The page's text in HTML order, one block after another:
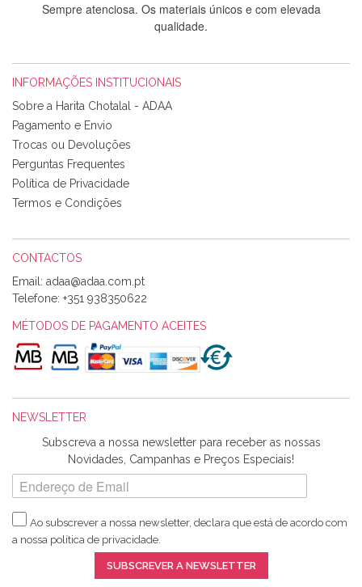
Sempre atenciosa. Os materiais únicos e com elevada
qualidade.
Tudo chegou em condições, pois os produtos vieram muito
bem acondicionados. Estou plenamente satisfeita com os
produtos adquiridos. Relativamente à bolsa, tem um tecido
com um padrão e cores muito bonitas e a execução está
perfeitíssima. Futuramente penso voltar a comprar na vossa
loja, têm excelentes artigos a um preço muito justo. A
Alexandra Morais
Olá boa Noite. Os meus tecidos chegaram hoje. Muito
obrigada pelo miminho que dá um jeitaço pras minhas linhas
de bordar e não sei o que pões nos tecidos, mas que cheiram
maravilhosamente ... cheiram! :) Muito Obrigada.
Harita a minha encomenda já chegou. :) Muito obrigada pela
rapidez no envio, pela qualidade dos materiais que me
enviaste e pela simpatia de sempre. :)
Catarina Amaro
5 estrelas. Gosto muito do serviço. A Harita Chotalal é muito
INFORMAÇÕES INSTITUCIONAIS
Sobre a Harita Chotalal - ADAA
Pagamento e Envio
Trocas ou Devoluções
Perguntas Frequentes
Política de Privacidade
Termos e Condições
CONTACTOS
Email:
Telefone: +351 938350622
MÉTODOS DE PAGAMENTO ACEITES
NEWSLETTER
Subscreva a nossa newsletter para receber as nossas
Novidades, Campanhas e Preços Especiais!
Ao subscrever a nossa newsletter, declara que está de acordo com
a nossa política de privacidade.
SUBSCREVER A NEWSLETTER